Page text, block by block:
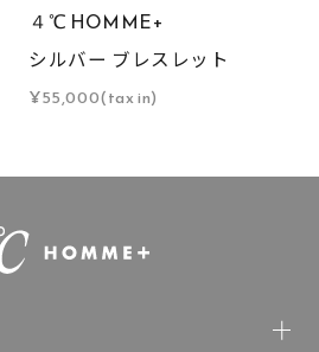
４℃ HOMME+
シルバー ブレスレット
¥55,000(tax in)